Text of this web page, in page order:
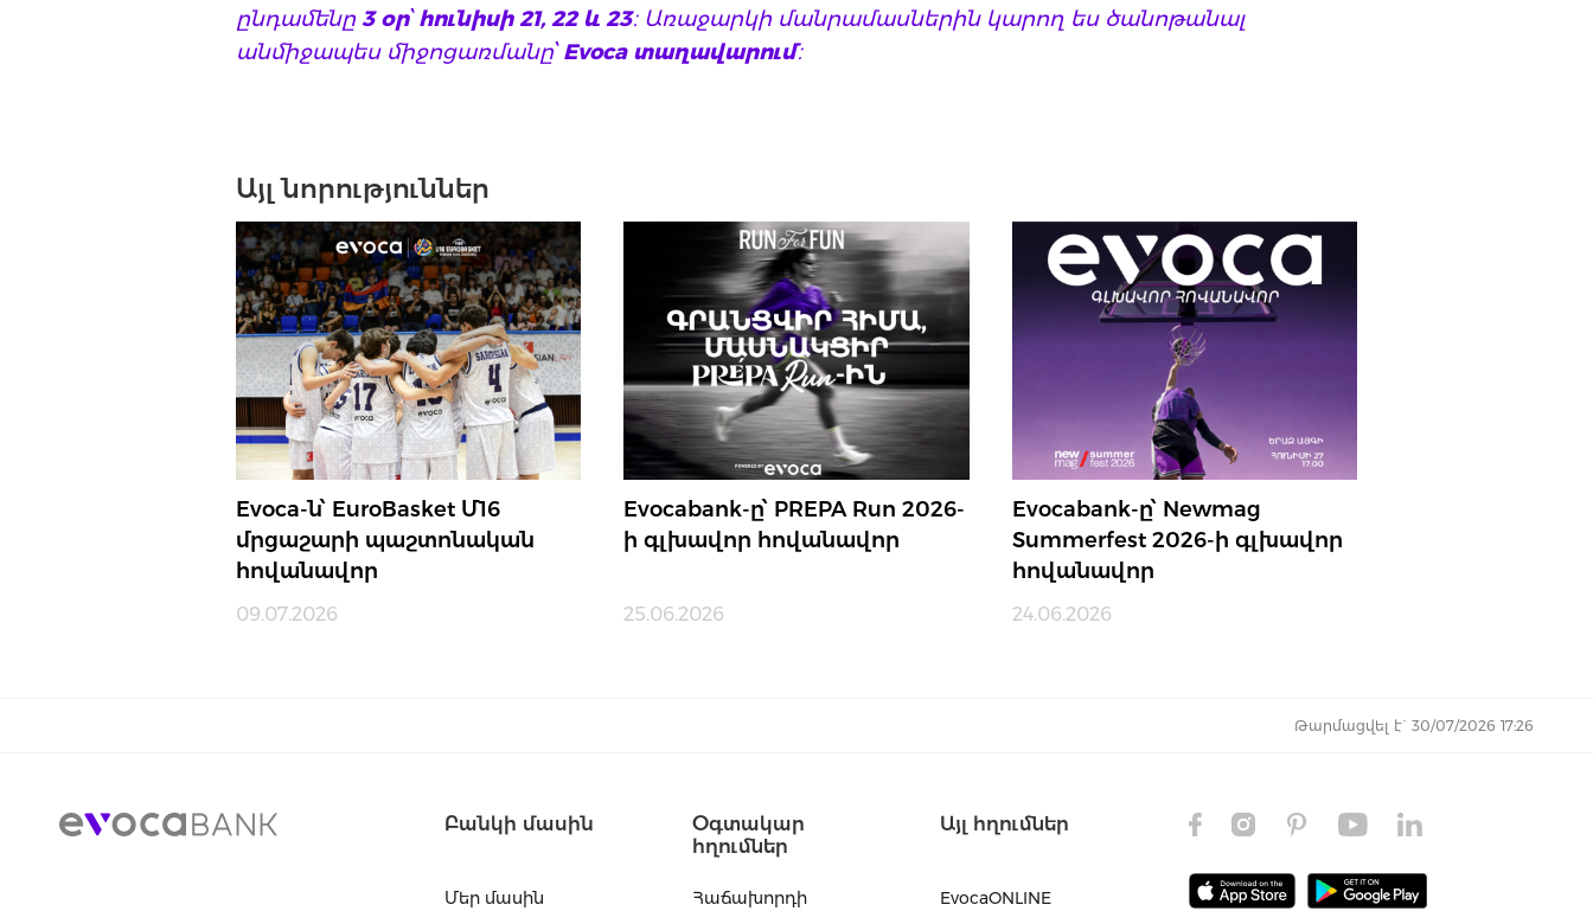
ընդամենը 3 օր՝հունիսի 21, 22 և 23։ Առաջարկի մանրամասներին կարող ես ծանոթանալ
անմիջապես միջոցառմանը՝Evoca տաղավարում։
Այլ նորություններ
Evoca-ն՝ EuroBasket Մ16
մրցաշարի պաշտոնական
հովանավոր
09.07.2026
Evocabank-ը՝ PREPA Run 2026-
ի գլխավոր հովանավոր
25.06.2026
Evocabank-ը՝ Newmag
Summerfest 2026-ի գլխավոր
հովանավոր
24.06.2026
Թարմացվել է` 30/07/2026 17:26
Բանկի մասին
Մեր մասին
Օգտակար
հղումներ
Հաճախորդի
Այլ հղումներ
EvocaONLINE